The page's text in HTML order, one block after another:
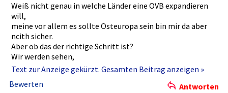
Weiß nicht genau in welche Länder eine OVB expandiere­n
will,
meine vor allem es sollte Osteuropa sein bin mir da aber
ncith sicher.
Aber ob das der richtige Schritt ist?
Wir werden sehen,
jedenfalls­ gewarnt sind sie,
und jeder ist seines Glückes Schmied.
Viel Erfolg,
Text zur Anzeige gekürzt. Gesamten Beitrag anzeigen »
Bewerten
Antworten